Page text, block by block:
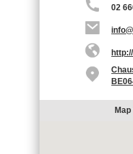
02